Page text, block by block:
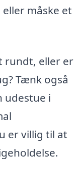
måske et
rundt, eller er
Tænk også
udestue i
er villig til at